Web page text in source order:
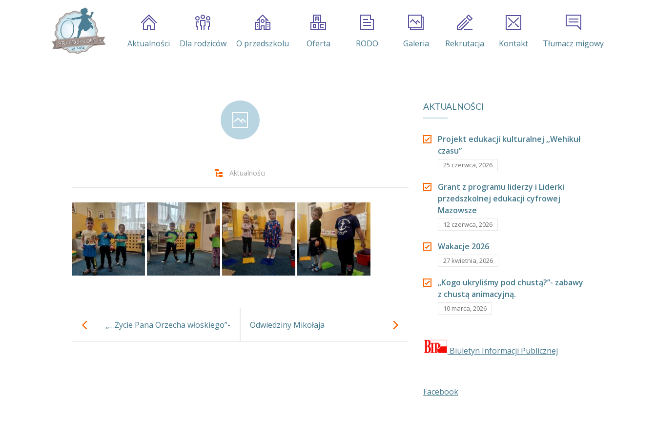
Aktualności Dla rodziców O przedszkolu Oferta RODO Galeria Rekrutacja Kontakt Tłumacz migowy
Aktualności
„…Życie Pana Orzecha włoskiego”- Odwiedziny Mikołaja
AKTUALNOŚCI
Projekt edukacji kulturalnej ,,Wehikuł
czasu”
25 czerwca, 2026
Grant z programu liderzy i Liderki
przedszkolnej edukacji cyfrowej
Mazowsze
12 czerwca, 2026
Wakacje 2026
27 kwietnia, 2026
„Kogo ukryliśmy pod chustą?”- zabawy
z chustą animacyjną.
10 marca, 2026
Biuletyn Informacji Publicznej
Facebook